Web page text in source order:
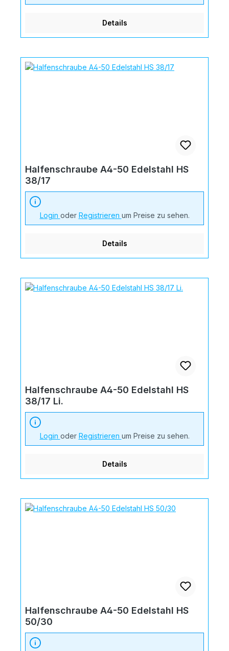
Details
Halfenschraube A4-50 Edelstahl HS
38/17
Login oder Registrieren um Preise zu sehen.
Details
Halfenschraube A4-50 Edelstahl HS
38/17 Li.
Login oder Registrieren um Preise zu sehen.
Details
Halfenschraube A4-50 Edelstahl HS
50/30